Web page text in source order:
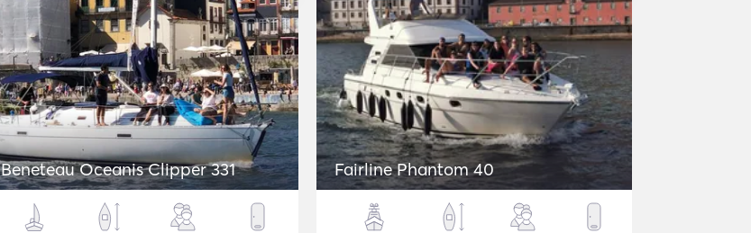
Beneteau Oceanis Clipper 331 Fairline Phantom 40